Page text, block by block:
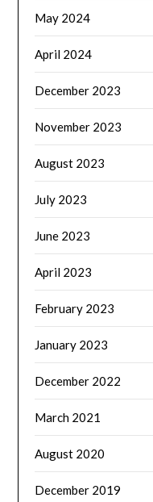
May 2024
April 2024
December 2023
November 2023
August 2023
July 2023
June 2023
April 2023
February 2023
January 2023
December 2022
March 2021
August 2020
December 2019